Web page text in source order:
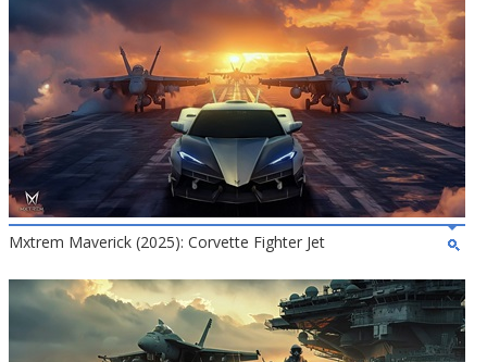
Mxtrem Maverick (2025): Corvette Fighter Jet